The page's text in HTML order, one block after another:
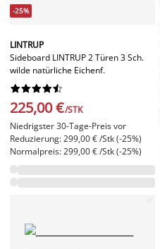
-25%
LINTRUP
Sideboard LINTRUP 2 Türen 3 Sch.
wilde natürliche Eichenf.






225,00 €/STK
Niedrigster 30-Tage-Preis vor
Reduzierung: 299,00 € /Stk (-25%)
Normalpreis: 299,00 € /Stk (-25%)